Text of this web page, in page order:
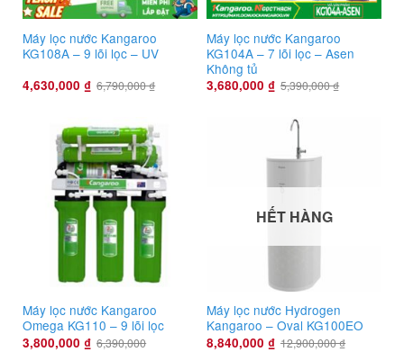
Máy lọc nước Kangaroo
KG108A – 9 lõi lọc – UV
4,630,000 ₫ 6,790,000₫
Máy lọc nước Kangaroo
KG104A – 7 lõi lọc – Asen
Không tủ
3,680,000 ₫ 5,390,000₫
Máy lọc nước Kangaroo
Omega KG110 – 9 lõi lọc
3,800,000 ₫ 6,390,000
HẾT HÀNG
Máy lọc nước Hydrogen
Kangaroo – Oval KG100EO
8,840,000 ₫ 12,900,000₫